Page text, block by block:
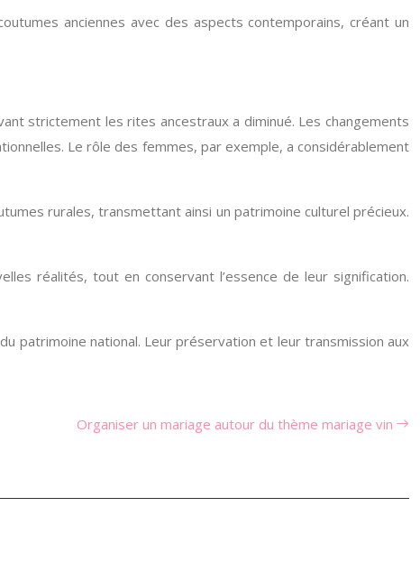
anciennes avec des aspects contemporains, créant un
strictement les rites ancestraux a diminué. Les changements
Le rôle des femmes, par exemple, a considérablement
rurales, transmettant ainsi un patrimoine culturel précieux.
réalités, tout en conservant l’essence de leur signification.
patrimoine national. Leur préservation et leur transmission aux
Organiser un mariage autour du thème mariage vin